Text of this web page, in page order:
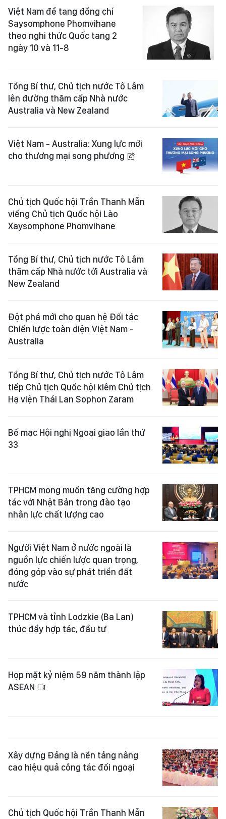
Việt Nam để tang đồng chí
Saysomphone Phomvihane
theo nghi thức Quốc tang 2
ngày 10 và 11-8
Tổng Bí thư, Chủ tịch nước Tô Lâm
lên đường thăm cấp Nhà nước
Australia và New Zealand
Việt Nam - Australia: Xung lực mới
cho thương mại song phương
Chủ tịch Quốc hội Trần Thanh Mẫn
viếng Chủ tịch Quốc hội Lào
Xaysomphone Phomvihane
Tổng Bí thư, Chủ tịch nước Tô Lâm
thăm cấp Nhà nước tới Australia và
New Zealand
Đột phá mới cho quan hệ Đối tác
Chiến lược toàn diện Việt Nam -
Australia
Tổng Bí thư, Chủ tịch nước Tô Lâm
tiếp Chủ tịch Quốc hội kiêm Chủ tịch
Hạ viện Thái Lan Sophon Zaram
Bế mạc Hội nghị Ngoại giao lần thứ
33
TPHCM mong muốn tăng cường hợp
tác với Nhật Bản trong đào tạo
nhân lực chất lượng cao
Người Việt Nam ở nước ngoài là
nguồn lực chiến lược quan trọng,
đóng góp vào sự phát triển đất
nước
TPHCM và tỉnh Lodzkie (Ba Lan)
thúc đẩy hợp tác, đầu tư
Họp mặt kỷ niệm 59 năm thành lập
ASEAN
Xây dựng Đảng là nền tảng nâng
cao hiệu quả công tác đối ngoại
Chủ tịch Quốc hội Trần Thanh Mẫn